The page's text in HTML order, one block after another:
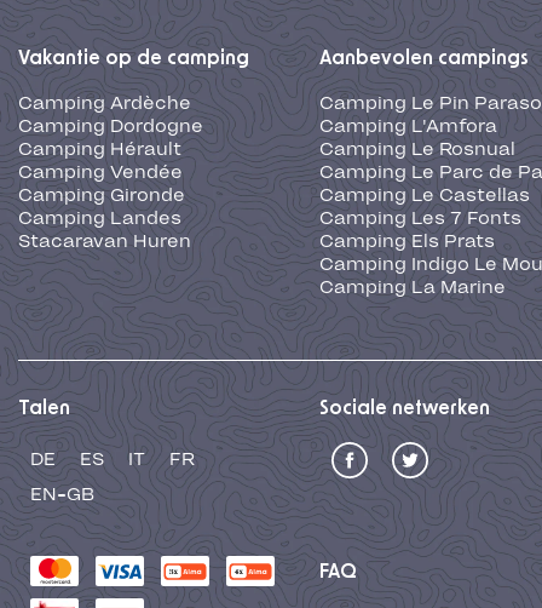
Vakantie op de camping
Camping Ardèche
Camping Dordogne
Camping Hérault
Camping Vendée
Camping Gironde
Camping Landes
Stacaravan Huren
Aanbevolen campings
Camping Le Pin
Camping L'Amfora
Camping Le Rosnual
Camping Le Parc de
Camping Le Castellas
Camping Les 7 Fonts
Camping Els Prats
Camping Indigo Le
Camping La Marine
Talen
DE ES IT
FR
EN-GB
Sociale netwerken
FAQ